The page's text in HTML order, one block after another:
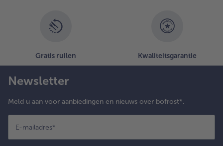
Gratis ruilen Kwaliteitsgarantie
Newsletter
Meld u aan voor aanbiedingen en nieuws over bofrost*.
E-mailadres*